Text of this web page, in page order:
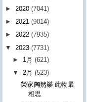
► 2020 (7041)
► 2021 (9014)
► 2022 (7935)
▼ 2023 (7731)
► 1月(621)
▼ 2月(523)
榮家陶然樂 此物最
相思